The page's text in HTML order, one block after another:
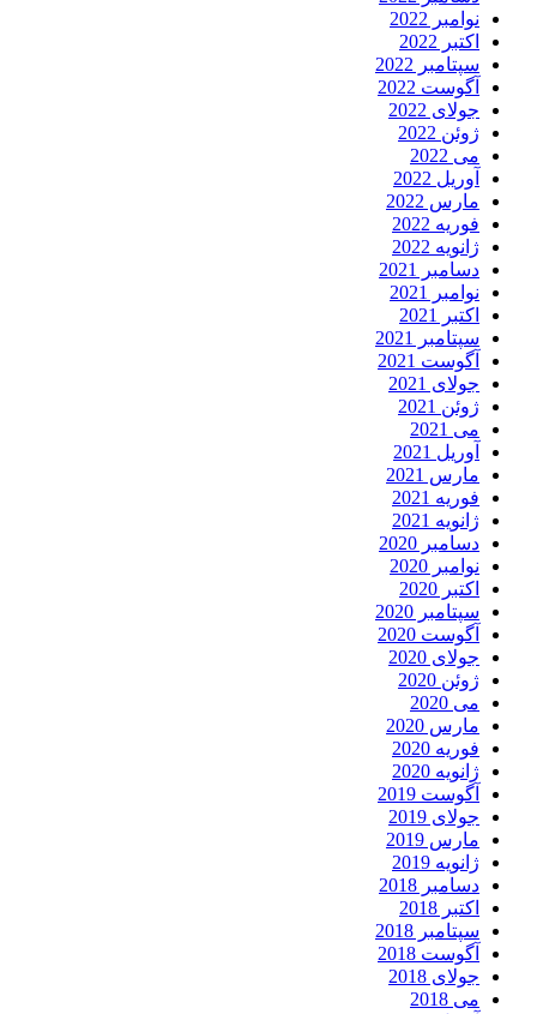
نوامبر 2022
اکتبر 2022
سپتامبر 2022
آگوست 2022
جولای 2022
ژوئن 2022
می 2022
آوریل 2022
مارس 2022
فوریه 2022
ژانویه 2022
دسامبر 2021
نوامبر 2021
اکتبر 2021
سپتامبر 2021
آگوست 2021
جولای 2021
ژوئن 2021
می 2021
آوریل 2021
مارس 2021
فوریه 2021
ژانویه 2021
دسامبر 2020
نوامبر 2020
اکتبر 2020
سپتامبر 2020
آگوست 2020
جولای 2020
ژوئن 2020
می 2020
مارس 2020
فوریه 2020
ژانویه 2020
آگوست 2019
جولای 2019
مارس 2019
ژانویه 2019
دسامبر 2018
اکتبر 2018
سپتامبر 2018
آگوست 2018
جولای 2018
می 2018